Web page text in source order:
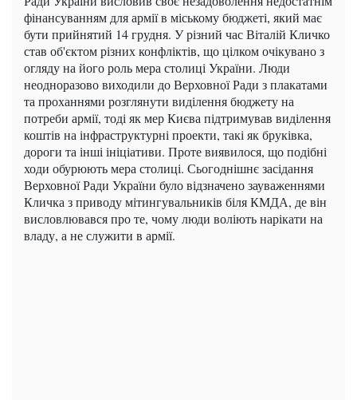
фінансуванням для армії в міському бюджеті, який має
бути прийнятий 14 грудня. У різний час Віталій Кличко
став об'єктом різних конфліктів, що цілком очікувано з
огляду на його роль мера столиці України. Люди
неодноразово виходили до Верховної Ради з плакатами
та проханнями розглянути виділення бюджету на
потреби армії, тоді як мер Києва підтримував виділення
коштів на інфраструктурні проекти, такі як бруківка,
дороги та інші ініціативи. Проте виявилося, що подібні
ходи обурюють мера столиці. Сьогоднішнє засідання
Верховної Ради України було відзначено зауваженнями
Кличка з приводу мітингувальників біля КМДА, де він
висловлювався про те, чому люди воліють нарікати на
владу, а не служити в армії.